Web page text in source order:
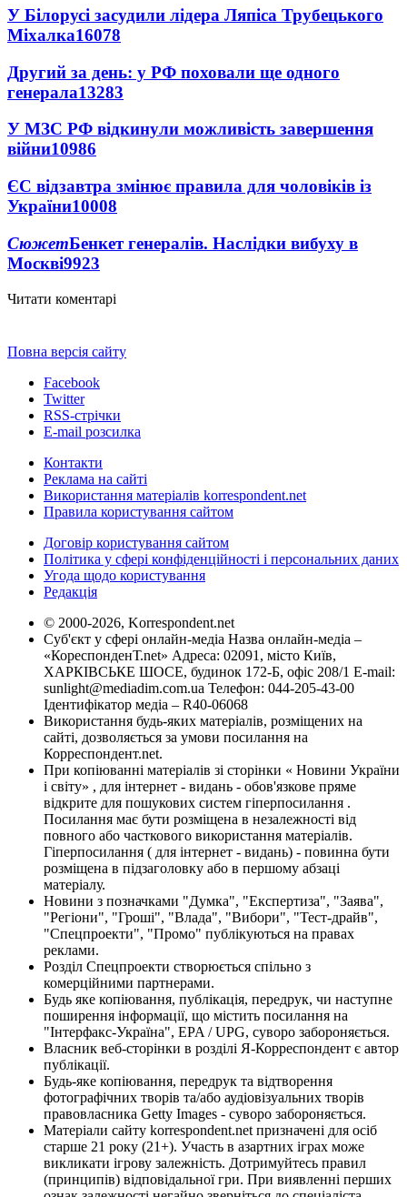
У Білорусі засудили лідера Ляпіса Трубецького
Міхалка16078
Другий за день: у РФ поховали ще одного
генерала13283
У МЗС РФ відкинули можливість завершення
війни10986
ЄС відзавтра змінює правила для чоловіків із
України10008
СюжетБенкет генералів. Наслідки вибуху в
Москві9923
Читати коментарі
Повна версія сайту
Facebook
Twitter
RSS-стрічки
E-mail розсилка
Контакти
Реклама на сайті
Використання матеріалів korrespondent.net
Правила користування сайтом
Договір користування сайтом
Політика у сфері конфіденційності і персональних даних
Угода щодо користування
Редакція
© 2000-2026, Korrespondent.net
Суб'єкт у сфері онлайн-медіа Назва онлайн-медіа –
«КореспонденТ.net» Адреса: 02091, місто Київ,
ХАРКІВСЬКЕ ШОСЕ, будинок 172-Б, офіс 208/1 E-mail:
sunlight@mediadim.com.ua Телефон: 044-205-43-00
Ідентифікатор медіа – R40-06068
Використання будь-яких матеріалів, розміщених на
сайті, дозволяється за умови посилання на
Корреспондент.net.
При копіюванні матеріалів зі сторінки « Новини України
і світу» , для інтернет - видань - обов'язкове пряме
відкрите для пошукових систем гіперпосилання .
Посилання має бути розміщена в незалежності від
повного або часткового використання матеріалів.
Гіперпосилання ( для інтернет - видань) - повинна бути
розміщена в підзаголовку або в першому абзаці
матеріалу.
Новини з позначками "Думка", "Експертиза", "Заява",
"Регіони", "Гроші", "Влада", "Вибори", "Тест-драйв",
"Спецпроекти", "Промо" публікуються на правах
реклами.
Розділ Спецпроекти створюється спільно з
комерційними партнерами.
Будь яке копіювання, публікація, передрук, чи наступне
поширення інформації, що містить посилання на
"Інтерфакс-Україна", EPA / UPG, суворо забороняється.
Власник веб-сторінки в розділі Я-Корреспондент є автор
публікації.
Будь-яке копіювання, передрук та відтворення
фотографічних творів та/або аудіовізуальних творів
правовласника Getty Images - суворо забороняється.
Матеріали сайту korrespondent.net призначені для осіб
старше 21 року (21+). Участь в азартних іграх може
викликати ігрову залежність. Дотримуйтесь правил
(принципів) відповідальної гри. При виявленні перших